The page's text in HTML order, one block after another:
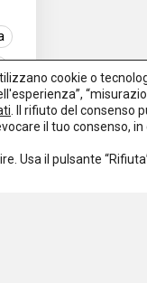
cookie o
. Il rifiuto del consenso
il tuo consenso,
Usa il pulsante